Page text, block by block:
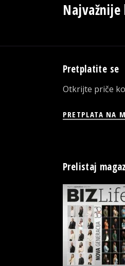
Najvažnije
Pretplatite se
Otkrijte priče
PRETPLATA NA
Prelistaj